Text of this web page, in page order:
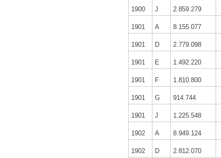
1900 J 2.859.279
1901 A 8.155.077
1901 D 2.779.098
1901 E 1.492.220
1901 F 1.810.800
1901 G 914.744
1901 J 1.225.548
1902 A 8.949.124
1902 D 2.812.070